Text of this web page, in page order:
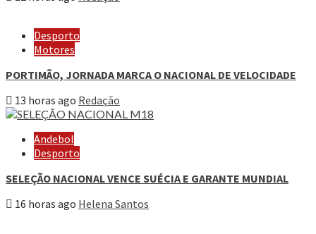
Desporto
Motores
PORTIMÃO, JORNADA MARCA O NACIONAL DE VELOCIDADE
13 horas ago Redação
Andebol
Desporto
SELEÇÃO NACIONAL VENCE SUÉCIA E GARANTE MUNDIAL
16 horas ago Helena Santos